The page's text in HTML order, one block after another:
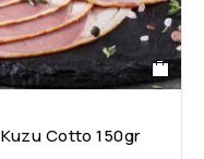
Kuzu Cotto 150gr